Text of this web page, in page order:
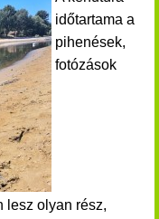
időtartama a
pihenések,
fotózások
lesz olyan rész,